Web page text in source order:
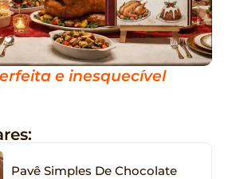
e inesquecível
Pavê Simples De Chocolate